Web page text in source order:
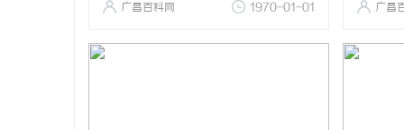
广昌百科网 1970-01-01 广昌